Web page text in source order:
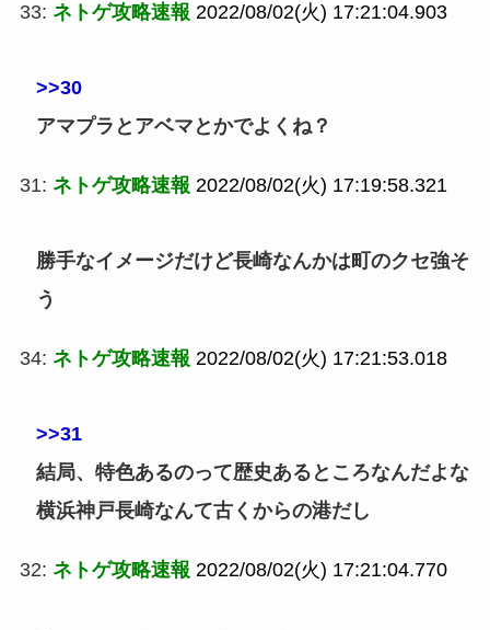
33: ネトゲ攻略速報 2022/08/02(火) 17:21:04.903
>>30
アマプラとアベマとかでよくね？
31: ネトゲ攻略速報 2022/08/02(火) 17:19:58.321
勝手なイメージだけど長崎なんかは町のクセ強そ
う
34: ネトゲ攻略速報 2022/08/02(火) 17:21:53.018
>>31
結局、特色あるのって歴史あるところなんだよな
横浜神戸長崎なんて古くからの港だし
32: ネトゲ攻略速報 2022/08/02(火) 17:21:04.770